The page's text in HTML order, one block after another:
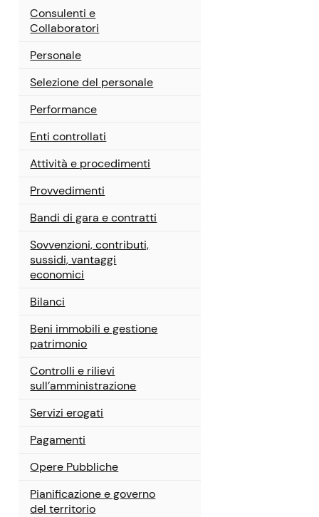
Consulenti e
Collaboratori
Personale
Selezione del personale
Performance
Enti controllati
Attività e procedimenti
Provvedimenti
Bandi di gara e contratti
Sovvenzioni, contributi,
sussidi, vantaggi
economici
Bilanci
Beni immobili e gestione
patrimonio
Controlli e rilievi
sull’amministrazione
Servizi erogati
Pagamenti
Opere Pubbliche
Pianificazione e governo
del territorio